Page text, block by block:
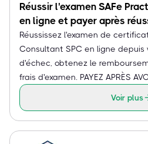
Réussir l'examen SAFe
en ligne et payer après
Réussissez l'examen de
Consultant SPC en ligne depuis
d'échec, obtenez le
frais d'examen. PAYEZ APRÈS
Voir plus